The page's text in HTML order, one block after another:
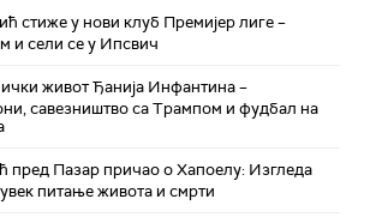
стиже у нови клуб Премијер лиге –
и сели се у Ипсвич
живот Ђанија Инфантина –
савезништво са Трампом и фудбал на
пред Пазар причао о Хапоелу: Изгледа
питање живота и смрти